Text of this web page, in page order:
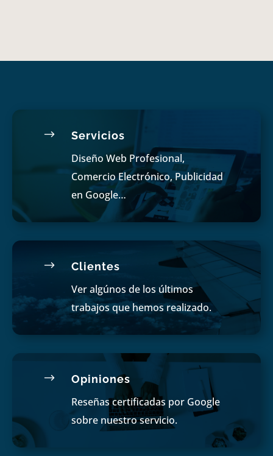
$ Servicios
Diseño Web Profesional,
Comercio Electrónico, Publicidad
en Google…
$ Clientes
Ver algúnos de los últimos
trabajos que hemos realizado.
$ Opiniones
Reseñas certificadas por Google
sobre nuestro servicio.